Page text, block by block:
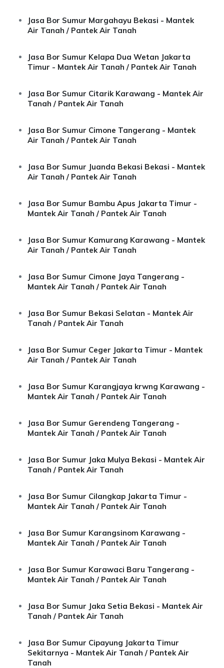
Jasa Bor Sumur Margahayu Bekasi - Mantek
Air Tanah / Pantek Air Tanah
Jasa Bor Sumur Kelapa Dua Wetan Jakarta
Timur - Mantek Air Tanah / Pantek Air Tanah
Jasa Bor Sumur Citarik Karawang - Mantek Air
Tanah / Pantek Air Tanah
Jasa Bor Sumur Cimone Tangerang - Mantek
Air Tanah / Pantek Air Tanah
Jasa Bor Sumur Juanda Bekasi Bekasi - Mantek
Air Tanah / Pantek Air Tanah
Jasa Bor Sumur Bambu Apus Jakarta Timur -
Mantek Air Tanah / Pantek Air Tanah
Jasa Bor Sumur Kamurang Karawang - Mantek
Air Tanah / Pantek Air Tanah
Jasa Bor Sumur Cimone Jaya Tangerang -
Mantek Air Tanah / Pantek Air Tanah
Jasa Bor Sumur Bekasi Selatan - Mantek Air
Tanah / Pantek Air Tanah
Jasa Bor Sumur Ceger Jakarta Timur - Mantek
Air Tanah / Pantek Air Tanah
Jasa Bor Sumur Karangjaya krwng Karawang -
Mantek Air Tanah / Pantek Air Tanah
Jasa Bor Sumur Gerendeng Tangerang -
Mantek Air Tanah / Pantek Air Tanah
Jasa Bor Sumur Jaka Mulya Bekasi - Mantek Air
Tanah / Pantek Air Tanah
Jasa Bor Sumur Cilangkap Jakarta Timur -
Mantek Air Tanah / Pantek Air Tanah
Jasa Bor Sumur Karangsinom Karawang -
Mantek Air Tanah / Pantek Air Tanah
Jasa Bor Sumur Karawaci Baru Tangerang -
Mantek Air Tanah / Pantek Air Tanah
Jasa Bor Sumur Jaka Setia Bekasi - Mantek Air
Tanah / Pantek Air Tanah
Jasa Bor Sumur Cipayung Jakarta Timur
Sekitarnya - Mantek Air Tanah / Pantek Air
Tanah